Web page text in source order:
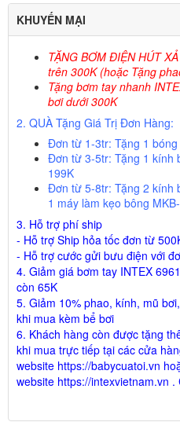
KHUYẾN MẠI
TẶNG BƠM ĐIỆN HÚT
trên 300K(hoặc Tặng
Tặng bơm tay nhanh
bơi dưới 300K
2. QUÀ Tặng Giá Trị Đơn Hàng:
Đơn từ 1-3tr: Tặng 1
Đơn từ 3-5tr: Tặng 1 kính
199K
Đơn từ 5-8tr: Tặng 2 kính
1 máy làm kẹo bông
3. Hỗ trợ phí ship
- Hỗ trợ Ship hỏa tốc đơn từ
- Hỗ trợ cước gửi bưu điện với
4. Giảm giá bơm tay INTEX
còn 65K
5. Giảm 10% phao, kính, mũ
khi mua kèm bể bơi
6. Khách hàng còn được tặng
khi mua trực tiếp tại các cửa
website https://babycuatoi.vn
website https://intexvietnam.vn .